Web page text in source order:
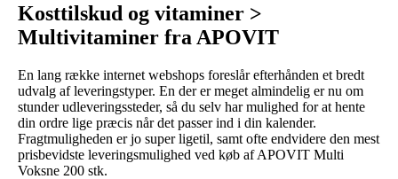
Kosttilskud og vitaminer >
Multivitaminer fra APOVIT
En lang række internet webshops foreslår efterhånden et bredt
udvalg af leveringstyper. En der er meget almindelig er nu om
stunder udleveringssteder, så du selv har mulighed for at hente
din ordre lige præcis når det passer ind i din kalender.
Fragtmuligheden er jo super ligetil, samt ofte endvidere den mest
prisbevidste leveringsmulighed ved køb af APOVIT Multi
Voksne 200 stk.